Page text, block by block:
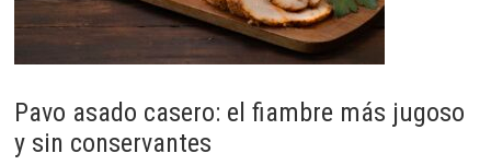
Pavo asado casero: el fiambre más jugoso
y sin conservantes